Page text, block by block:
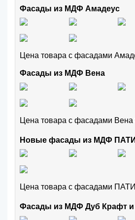
Фасады из МДФ Амадеус
Цена товара с фасадами
Фасады из МДФ Вена
Цена товара с фасадами Вена
Новые фасады из МДФ
Цена товара с фасадами
Фасады из МДФ Дуб Крафт и